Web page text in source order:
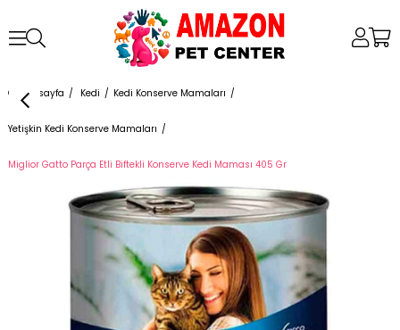
Anasayfa Kedi Kedi Konserve Mamaları
Yetişkin Kedi Konserve Mamaları
Miglior Gatto Parça Etli Biftekli Konserve Kedi Maması 405 Gr